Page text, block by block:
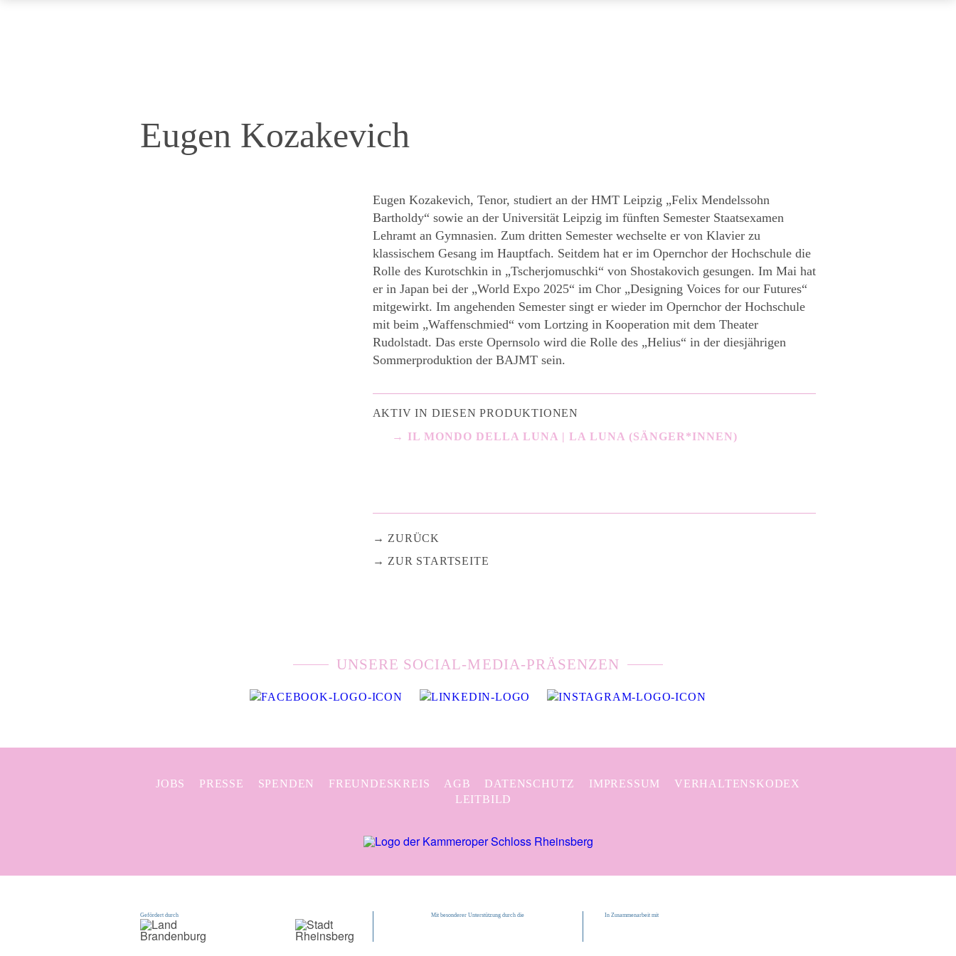
Eugen Kozakevich
Eugen Kozakevich, Tenor, studiert an der HMT Leipzig „Felix Mendelssohn
Bartholdy“ sowie an der Universität Leipzig im fünften Semester Staatsexamen
Lehramt an Gymnasien. Zum dritten Semester wechselte er von Klavier zu
klassischem Gesang im Hauptfach. Seitdem hat er im Opernchor der Hochschule die
Rolle des Kurotschkin in „Tscherjomuschki“ von Shostakovich gesungen. Im Mai hat
er in Japan bei der „World Expo 2025“ im Chor „Designing Voices for our Futures“
mitgewirkt. Im angehenden Semester singt er wieder im Opernchor der Hochschule
mit beim „Waffenschmied“ vom Lortzing in Kooperation mit dem Theater
Rudolstadt. Das erste Opernsolo wird die Rolle des „Helius“ in der diesjährigen
Sommerproduktion der BAJMT sein.
AKTIV IN DIESEN PRODUKTIONEN
IL MONDO DELLA LUNA | LA LUNA (SÄNGER*INNEN)
ZURÜCK
ZUR STARTSEITE
UNSERE SOCIAL-MEDIA-PRÄSENZEN
JOBS PRESSE SPENDEN FREUNDESKREIS AGB DATENSCHUTZ IMPRESSUM
VERHALTENSKODEX
LEITBILD
Gefördert durch Mit besonderer Unterstützung durch die In Zusammenarbeit mit